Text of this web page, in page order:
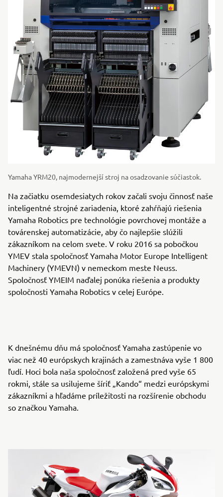
Yamaha YRM20, najmodernejší stroj na osadzovanie súčiastok.
Na začiatku osemdesiatych rokov začali svoju činnosť naše
inteligentné strojné zariadenia, ktoré zahŕňajú riešenia
Yamaha Robotics pre technológie povrchovej montáže a
továrenskej automatizácie, aby čo najlepšie slúžili
zákazníkom na celom svete. V roku 2016 sa pobočkou
YMEV stala spoločnosť Yamaha Motor Europe Intelligent
Machinery (YMEVN) v nemeckom meste Neuss.
Spoločnosť YMEIM naďalej ponúka riešenia a produkty
spoločnosti Yamaha Robotics v celej Európe.
K dnešnému dňu má spoločnosť Yamaha zastúpenie vo
viac než 40 európskych krajinách a zamestnáva vyše 1 800
ľudí. Hoci bola naša spoločnosť založená pred vyše 65
rokmi, stále sa usilujeme šíriť „Kando“ medzi európskymi
zákazníkmi a hľadáme príležitosti na rozšírenie obchodu
so značkou Yamaha.